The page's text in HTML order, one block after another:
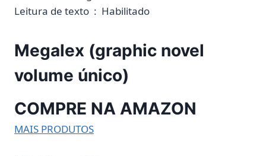
Leitura de texto ‏ : ‎ Habilitado
Megalex (graphic novel
volume único)
COMPRE NA AMAZON
MAIS PRODUTOS